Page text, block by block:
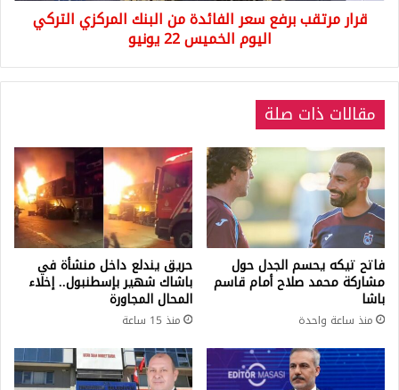
اليوم
الخميس
يونيو
قرار مرتقب برفع سعر الفائدة من البنك المركزي التركي
اليوم الخميس 22 يونيو
مقالات ذات صلة
فاتح تيكه يحسم الجدل حول
مشاركة محمد صلاح أمام قاسم
باشا
منذ ساعة واحدة
حريق يندلع داخل منشأة في
باشاك شهير بإسطنبول.. إخلاء
المحال المجاورة
منذ 15 ساعة